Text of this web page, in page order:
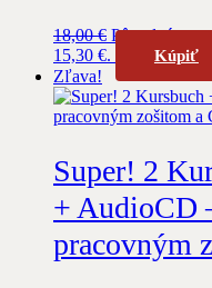
18,00€ Pôvodná
15,30 €.
Kúpiť
Zľava!
Super! 2
+ AudioCD
pracovným